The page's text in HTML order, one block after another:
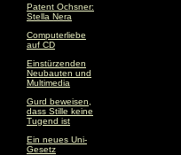
Patent Ochsner:
Stella Nera
Computerliebe
auf CD
Einstürzenden
Neubauten und
Multimedia
Gurd beweisen,
dass Stille keine
Tugend ist
Ein neues Uni-
Gesetz